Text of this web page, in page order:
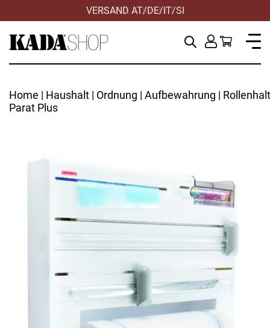
VERSAND AT/DE/IT/SI
Home | Haushalt | Ordnung | Aufbewahrung |
Parat Plus